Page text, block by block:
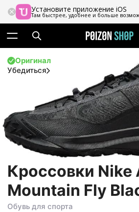
Установите приложение iOS
Там быстрее, удобнее и больше
Оригинал
Убедиться
Кроссовки Nike
Mountain Fly
Обувь для спорта